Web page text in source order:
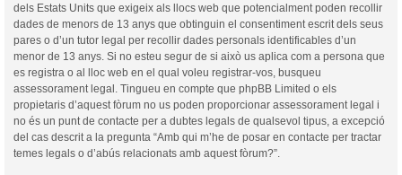
dels Estats Units que exigeix als llocs web que potencialment poden recollir
dades de menors de 13 anys que obtinguin el consentiment escrit dels seus
pares o d’un tutor legal per recollir dades personals identificables d’un
menor de 13 anys. Si no esteu segur de si això us aplica com a persona que
es registra o al lloc web en el qual voleu registrar-vos, busqueu
assessorament legal. Tingueu en compte que phpBB Limited o els
propietaris d’aquest fòrum no us poden proporcionar assessorament legal i
no és un punt de contacte per a dubtes legals de qualsevol tipus, a excepció
del cas descrit a la pregunta “Amb qui m’he de posar en contacte per tractar
temes legals o d’abús relacionats amb aquest fòrum?”.